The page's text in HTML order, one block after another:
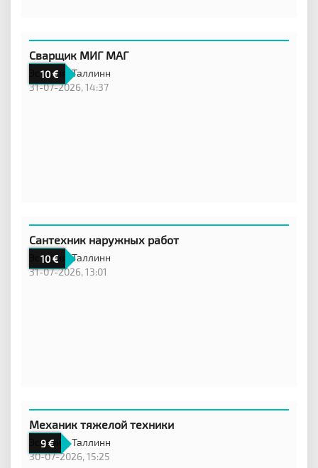
10
Сварщик МИГ МАГ
Эстония,Таллинн
31-07-2026, 14:37
10
Сантехник наружных работ
Эстония,Таллинн
31-07-2026, 13:01
9
Механик тяжелой техники
Эстония,Таллинн
30-07-2026, 15:25